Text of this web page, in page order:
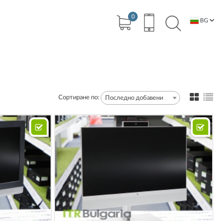
0
BG
Сортиране по: Последно добавени